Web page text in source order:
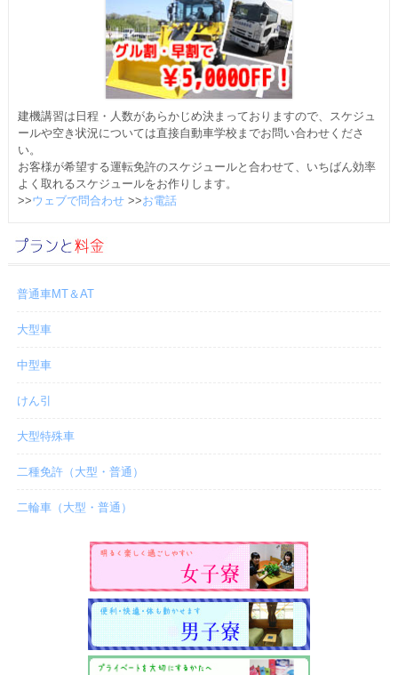
建機講習は日程・人数があらかじめ決まっておりますので、スケジュ
ールや空き状況については直接自動車学校までお問い合わせくださ
い。
お客様が希望する運転免許のスケジュールと合わせて、いちばん効率
よく取れるスケジュールをお作りします。
>>ウェブで問合わせ>>お電話
普通車MT＆AT
大型車
中型車
けん引
大型特殊車
二種免許（大型・普通）
二輪車（大型・普通）